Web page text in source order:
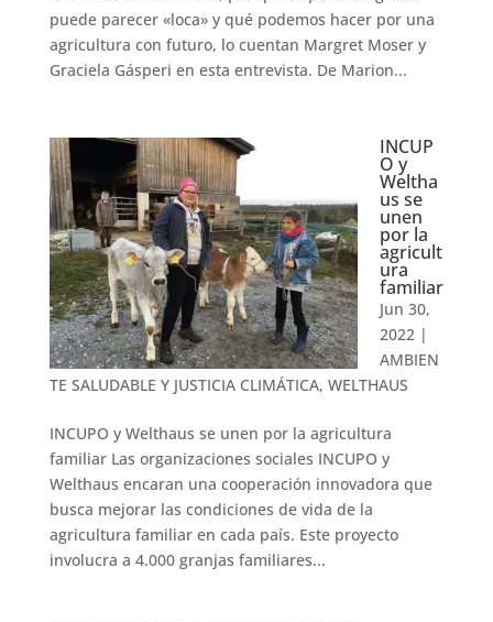
puede parecer «loca» y qué podemos hacer por una
agricultura con futuro, lo cuentan Margret Moser y
Graciela Gásperi en esta entrevista. De Marion...
INCUP
O y
Weltha
us se
unen
por la
agricult
ura
familiar
Jun 30,
2022 |
AMBIEN
TE SALUDABLE Y JUSTICIA CLIMÁTICA, WELTHAUS
INCUPO y Welthaus se unen por la agricultura
familiar Las organizaciones sociales INCUPO y
Welthaus encaran una cooperación innovadora que
busca mejorar las condiciones de vida de la
agricultura familiar en cada país. Este proyecto
involucra a 4.000 granjas familiares...